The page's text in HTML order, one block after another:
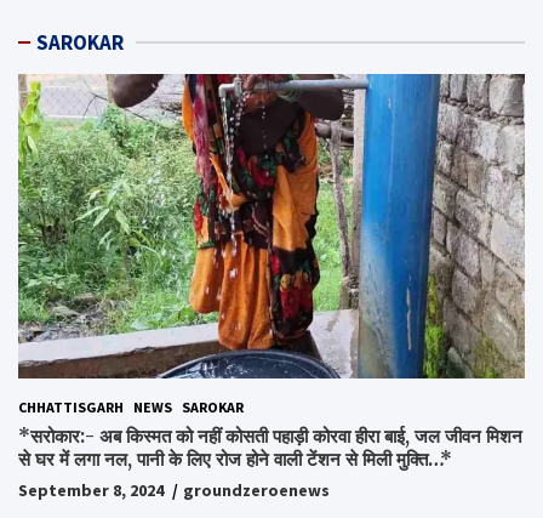
SAROKAR
CHHATTISGARH NEWS SAROKAR
*सरोकार:- अब किस्मत को नहीं कोसती पहाड़ी कोरवा हीरा बाई, जल जीवन मिशन
से घर में लगा नल, पानी के लिए रोज होने वाली टेंशन से मिली मुक्ति…*
September 8, 2024 groundzeroenews